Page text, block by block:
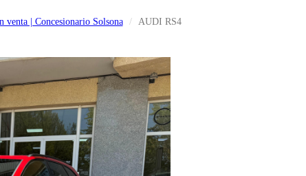
venta | Concesionario Solsona AUDI RS4